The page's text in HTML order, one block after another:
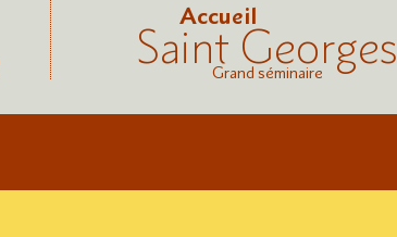
Accueil
Saint Georges
Grand séminaire